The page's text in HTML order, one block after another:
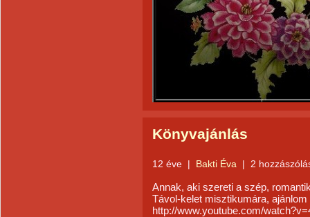
Könyvajánlás
12 éve | Bakti Éva | 2
Annak, aki szereti a szép,
Távol-kelet misztikumára, ajánlom
http://www.youtube.com/